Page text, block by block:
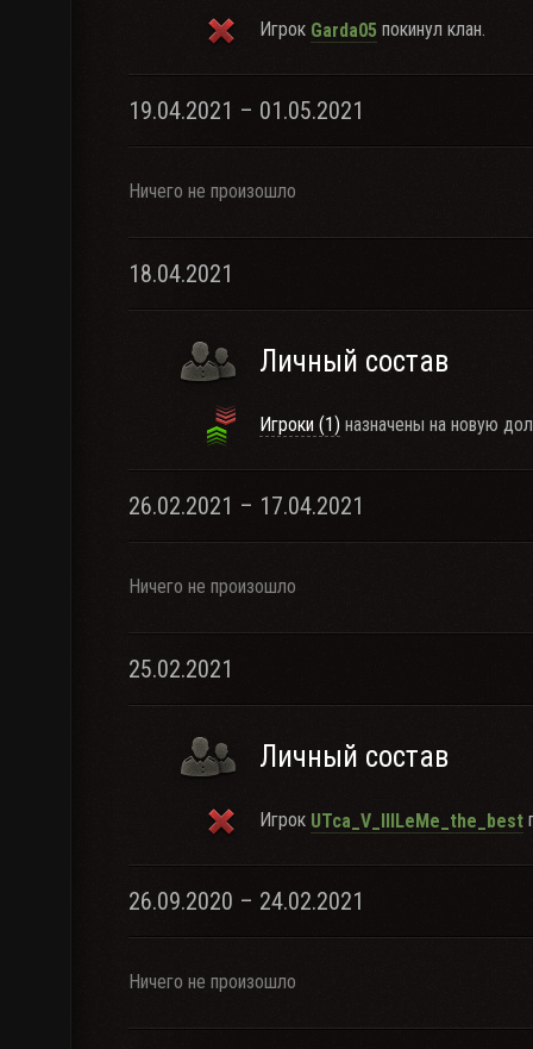
Игрок Garda05 покинул клан.
19.04.2021 – 01.05.2021
Ничего не произошло
18.04.2021
Личный состав
Игроки (1) назначены на новую
26.02.2021 – 17.04.2021
Ничего не произошло
25.02.2021
Личный состав
Игрок UTca_V_IIILeMe_the_best
26.09.2020 – 24.02.2021
Ничего не произошло